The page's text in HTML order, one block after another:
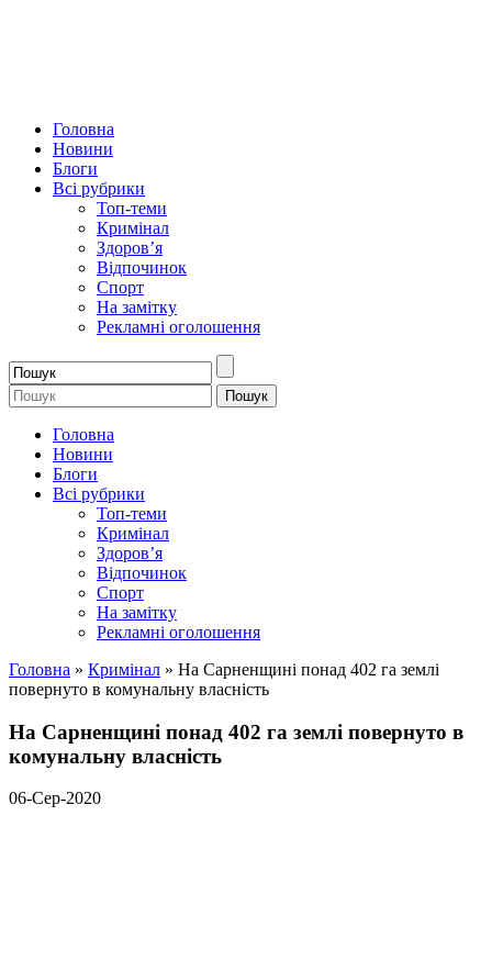
Головна
Новини
Блоги
Всі рубрики
Топ-теми
Кримінал
Здоров’я
Відпочинок
Спорт
На замітку
Рекламні оголошення
Головна
Новини
Блоги
Всі рубрики
Топ-теми
Кримінал
Здоров’я
Відпочинок
Спорт
На замітку
Рекламні оголошення
Головна » Кримінал » На Сарненщині понад 402 га землі
повернуто в комунальну власність
На Сарненщині понад 402 га землі повернуто в
комунальну власність
06-Сер-2020